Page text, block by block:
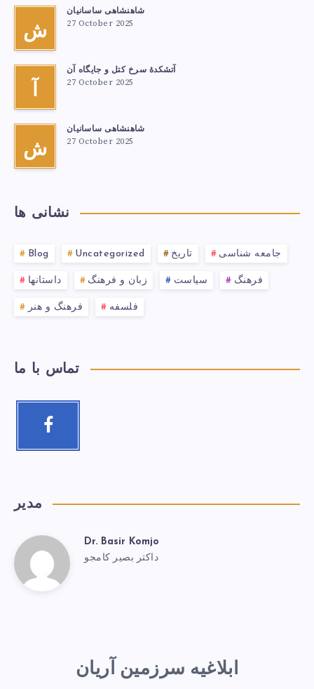
ش
شاهنشاهی ساسانیان
27 October 2025
آ
آتشكدهٔ سرخ‌ کتل و جایگاه آن
27 October 2025
ش
شاهنشاهی ساسانیان
27 October 2025
نشانی ها
Blog Uncategorized تاریخ جامعه شناسی
داستانها زبان و فرهنگ سیاست فرهنگ
فرهنگ و هنر فلسفه
تماس با ما
مدیر
Dr. Basir Komjo
داکتر بصیر کامجو
ابلاغیه سرزمین آریان